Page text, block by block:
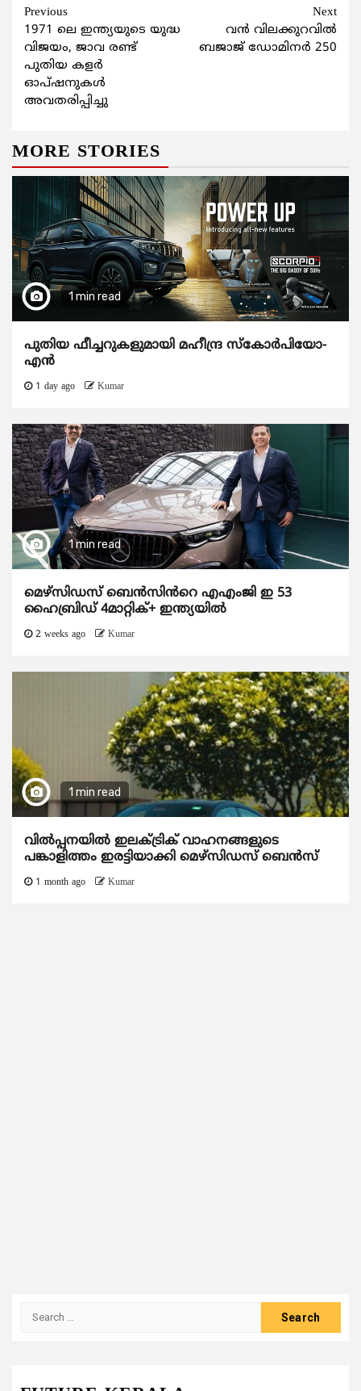
Continue
Reading
Previous
1971 ലെ ഇന്ത്യയുടെ യുദ്ധ
വിജയം, ജാവ രണ്ട്
പുതിയ കളര്‍
ഓപ്ഷനുകള്‍
അവതരിപ്പിച്ചു
Next
വന്‍ വിലക്കുറവില്‍
ബജാജ് ഡോമിനര്‍ 250
MORE STORIES
1 min read
പുതിയ ഫീച്ചറുകളുമായി മഹീന്ദ്ര സ്കോർപിയോ-
എൻ
1 day ago Kumar
1 min read
മെഴ്‌സിഡസ് ബെൻസിൻറെ എഎംജി ഇ 53
ഹൈബ്രിഡ് 4മാറ്റിക്+ ഇന്ത്യയിൽ
2 weeks ago Kumar
1 min read
വിൽപ്പനയിൽ ഇലക്ട്രിക് വാഹനങ്ങളുടെ
പങ്കാളിത്തം ഇരട്ടിയാക്കി മെഴ്‌സിഡസ് ബെൻസ്
1 month ago Kumar